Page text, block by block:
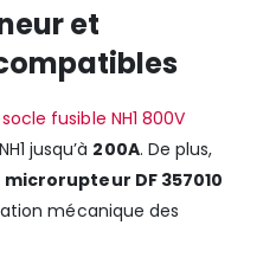
et
socle fusible NH1 800V
jusqu’à 200A. De plus,
microrupteur DF 357010
mécanique des